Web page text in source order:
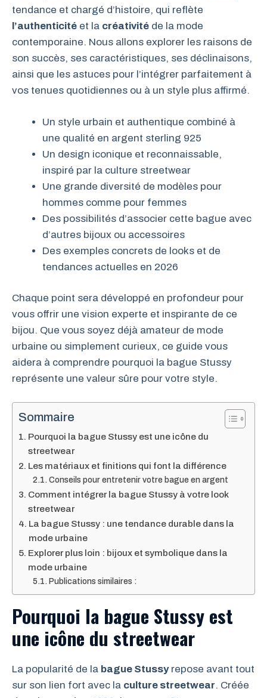
tendance et chargé d’histoire, qui reflète
l’authenticité et la créativité de la mode
contemporaine. Nous allons explorer les raisons de
son succès, ses caractéristiques, ses déclinaisons,
ainsi que les astuces pour l’intégrer parfaitement à
vos tenues quotidiennes ou à un style plus affirmé.
Un style urbain et authentique combiné à
une qualité en argent sterling 925
Un design iconique et reconnaissable,
inspiré par la culture streetwear
Une grande diversité de modèles pour
hommes comme pour femmes
Des possibilités d’associer cette bague avec
d’autres bijoux ou accessoires
Des exemples concrets de looks et de
tendances actuelles en 2026
Chaque point sera développé en profondeur pour
vous offrir une vision experte et inspirante de ce
bijou. Que vous soyez déjà amateur de mode
urbaine ou simplement curieux, ce guide vous
aidera à comprendre pourquoi la bague Stussy
représente une valeur sûre pour votre style.
Sommaire
Pourquoi la bague Stussy est une icône du
streetwear
Les matériaux et finitions qui font la différence
Conseils pour entretenir votre bague en argent
Comment intégrer la bague Stussy à votre look
streetwear
La bague Stussy : une tendance durable dans la
mode urbaine
Explorer plus loin : bijoux et symbolique dans la
mode urbaine
Publications similaires :
Pourquoi la bague Stussy est
une icône du streetwear
La popularité de la bague Stussyrepose avant tout
sur son lien fort avec la culture streetwear. Créée